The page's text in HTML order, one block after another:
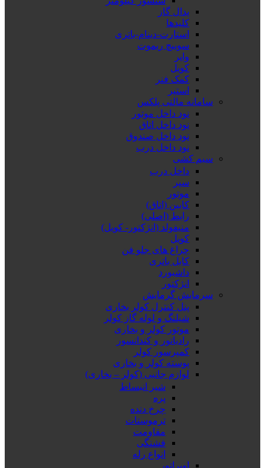
پدال گاز
کلیدها
استارت-دینام-باتری
سوییچ ریموت
وایر
کویل
کمک فنر
استپر
سامانه مالتی پلکس
نود داخل موتور
نود داخل اتاق
نود داخل صندوق
نود داخل درب
سیم کشی
داخل درب
سپر
موتور
کابین (اتاق)
رابط (اصلی)
منیفولد (انژکتور- کویل)
کویل
چراغ های جلو فن
کابل باتری
داشبورد
انژکتور
سرمایش گرمایش
پنل کنترل کولر بخاری
شیلنگ و لوله گاز کولر
موتور کولر و بخاری
رادیاتور و کندانسور
کمپرسور کولر
پوسته کولر و بخاری
لوازم جانبی (کولر – بخاری)
شیر انبساط
پره
چرخ دنده
ترموستات
مقاومت
فشنگی
انواع رله
اوپراتور